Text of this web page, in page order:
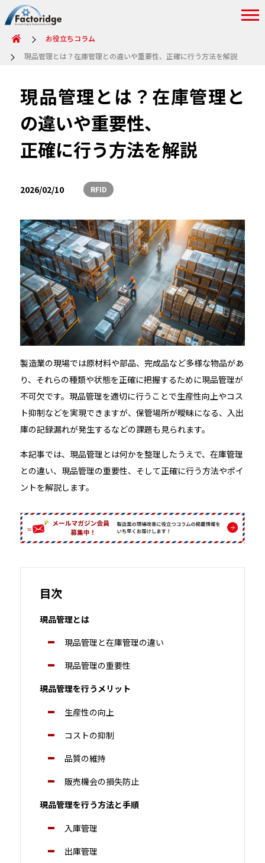
お役立ちコラム
現品管理とは？在庫管理との違いや重要性、正確に行う方法を解説
現品管理とは？在庫管理と
の違いや重要性、
正確に行う方法を解説
2026/02/10 RFID
製造業の現場では原材料や部品、完成品など多様な物品があ
り、それらの種類や状態を正確に把握するために現品管理が
不可欠です。現品管理を適切に行うことで生産性向上やコス
ト抑制などを実現できますが、保管場所が曖昧になる、入出
庫の記録漏れが発生するなどの課題も見られます。
本記事では、現品管理とは何かを整理したうえで、在庫管理
との違い、現品管理の重要性、そして正確に行う方法やポイ
ントを解説します。
目次
現品管理とは
現品管理と在庫管理の違い
現品管理の重要性
現品管理を行うメリット
生産性の向上
コストの抑制
品質の維持
販売機会の損失防止
現品管理を行う方法と手順
入庫管理
出庫管理